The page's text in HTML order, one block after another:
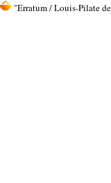
"Erratum / Louis-Pilate